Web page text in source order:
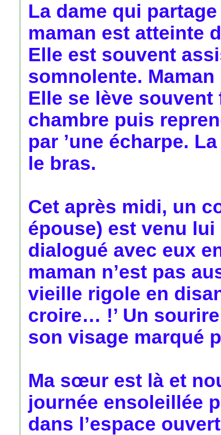
La dame qui
maman est atteinte
Elle est souvent
somnolente.
Elle se lève
chambre puis
par ’une écharpe.
le bras.
Cet après midi, un
épouse) est venu
dialogué avec eux
maman n’est pas
vieille rigole en
croire… !’ Un
son visage marqué
Ma sœur est là et
journée ensoleillée
dans l’espace